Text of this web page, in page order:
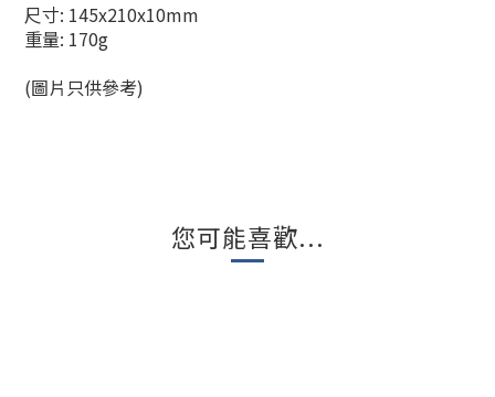
尺寸: 145x210x10mm
重量: 170g
(圖片只供參考)
您可能喜歡...